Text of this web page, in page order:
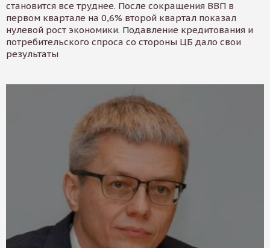
становится все труднее. После сокращения ВВП в
первом квартале на 0,6% второй квартал показал
нулевой рост экономики. Подавление кредитования и
потребительского спроса со стороны ЦБ дало свои
результаты